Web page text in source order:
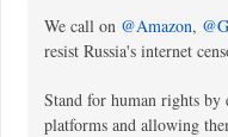
We call on @Amazon,
resist Russia's internet
Stand for human rights by
platforms and allowing